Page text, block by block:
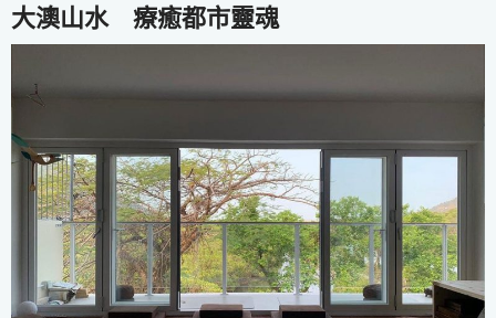
大澳山水 療癒都市靈魂